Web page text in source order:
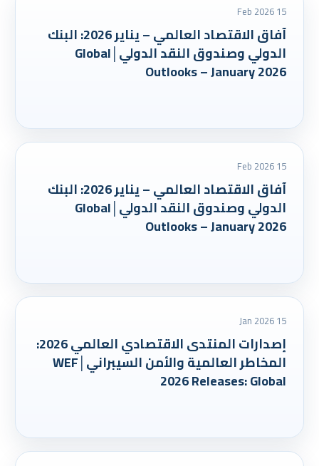
15 Feb 2026
آفاق الاقتصاد العالمي – يناير 2026: البنك
الدولي وصندوق النقد الدولي│Global
Outlooks – January 2026
15 Feb 2026
آفاق الاقتصاد العالمي – يناير 2026: البنك
الدولي وصندوق النقد الدولي│Global
Outlooks – January 2026
15 Jan 2026
إصدارات المنتدى الاقتصادي العالمي 2026:
المخاطر العالمية والأمن السيبراني│WEF
2026 Releases: Global